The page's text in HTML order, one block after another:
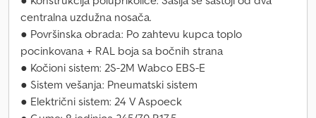
centralna uzdužna nosača.
● Površinska obrada: Po zahtevu kupca toplo
pocinkovana + RAL boja sa bočnih strana
● Kočioni sistem: 2S-2M Wabco EBS-E
● Sistem vešanja: Pneumatski sistem
● Električni sistem: 24 V Aspoeck